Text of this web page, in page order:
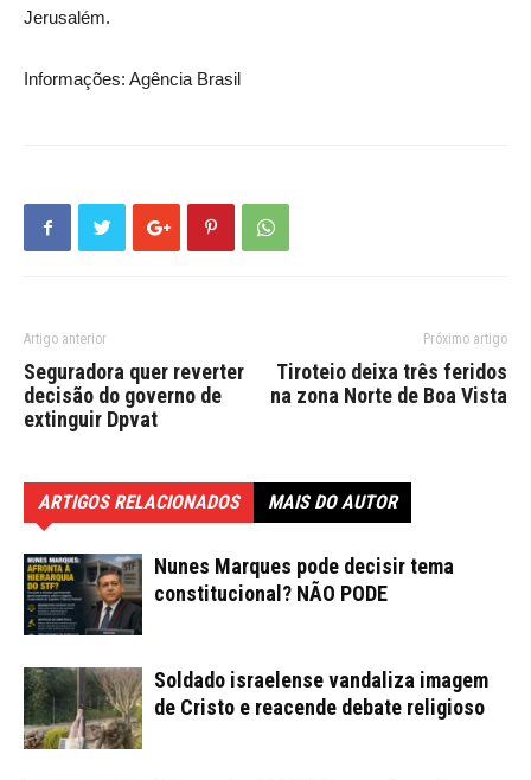
Jerusalém.
Informações: Agência Brasil
Artigo anterior
Seguradora quer reverter
decisão do governo de
extinguir Dpvat
Próximo artigo
Tiroteio deixa três feridos
na zona Norte de Boa Vista
ARTIGOS RELACIONADOS MAIS DO AUTOR
Nunes Marques pode decisir tema
constitucional? NÃO PODE
Soldado israelense vandaliza imagem
de Cristo e reacende debate religioso